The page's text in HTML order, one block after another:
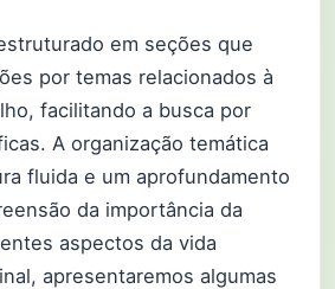
em seções que
por temas relacionados à
facilitando a busca por
A organização temática
fluida e um aprofundamento
da importância da
aspectos da vida
apresentaremos algumas